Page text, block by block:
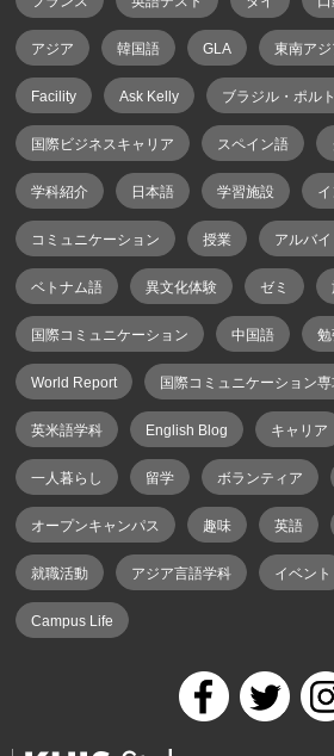
アジア 韓国語 GLA 東南アジ
Facility Ask Kelly ブラジル・ポル
国際ビジネスキャリア スペイン語
学科紹介 日本語 学習施設
コミュニケーション 授業 アルバイ
ベトナム語 異文化体験 ゼミ
国際コミュニケーション 中国語
World Report 国際コミュニケーション
英米語学科 English Blog キャリア
一人暮らし 留学 ボランティア
オープンキャンパス 趣味 英語
就職活動 アジア言語学科 イベント
Campus Life